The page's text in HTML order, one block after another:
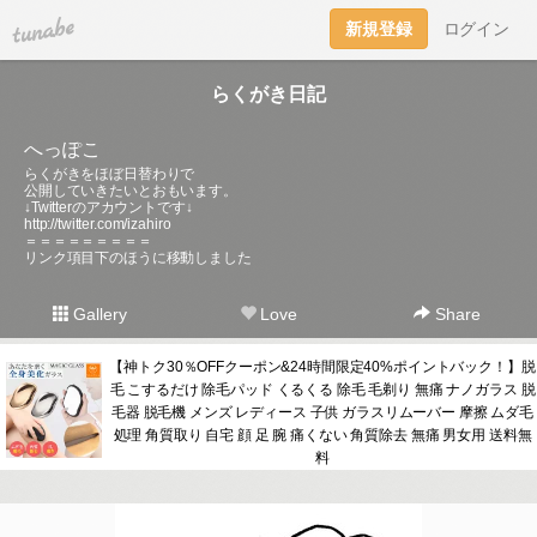
tuna.be 新規登録 ログイン
らくがき日記
へっぽこ
らくがきをほぼ日替わりで
公開していきたいとおもいます。
↓Twitterのアカウントです↓
http://twitter.com/izahiro
＝＝＝＝＝＝＝＝＝
リンク項目下のほうに移動しました
Gallery Love Share
【神トク30％OFFクーポン&24時間限定40%ポイントバック！】脱
毛 こするだけ 除毛パッド くるくる 除毛 毛剃り 無痛 ナノガラス 脱
毛器 脱毛機 メンズ レディース 子供 ガラスリムーバー 摩擦 ムダ毛
処理 角質取り 自宅 顔 足 腕 痛くない 角質除去 無痛 男女用 送料無
料